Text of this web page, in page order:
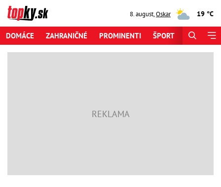
8. august,Oskar 19 °C
DOMÁCE ZAHRANIČNÉ PROMINENTI ŠPORT